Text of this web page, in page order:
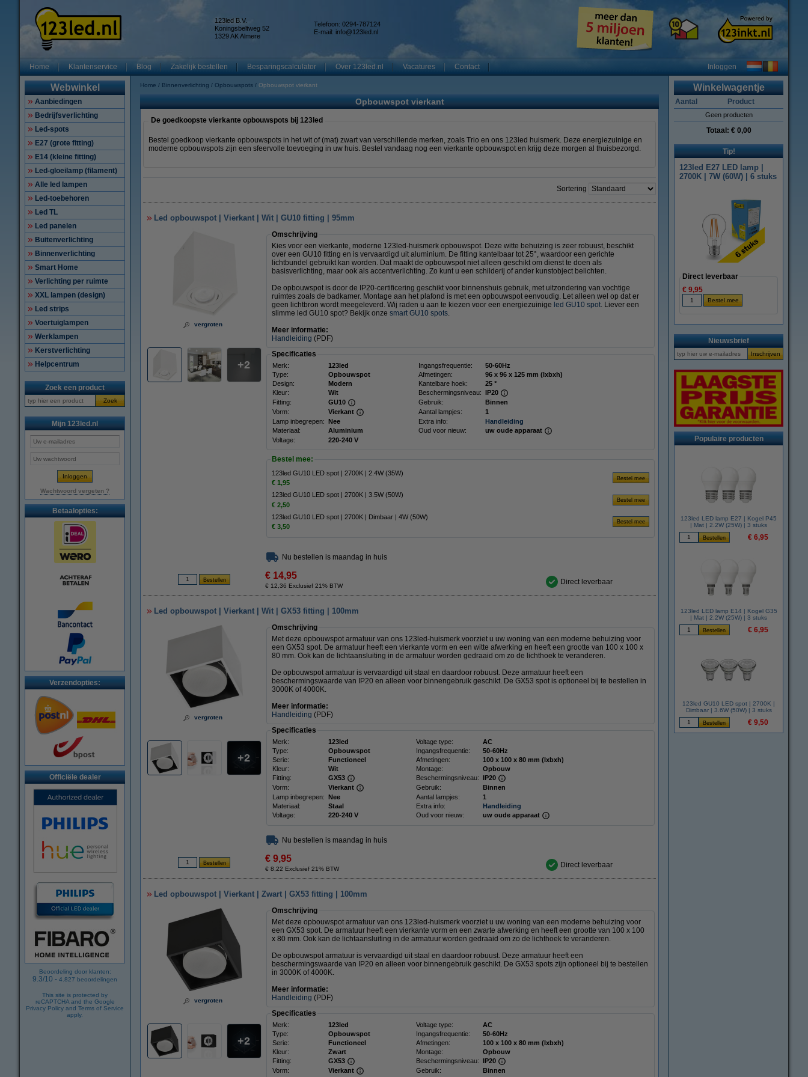
123led B.V.
Koningsbeltweg 52
1329 AK Almere
Telefoon: 0294-787124
E-mail: info@123led.nl
Home Klantenservice Blog Zakelijk bestellen Besparingscalculator Over 123led.nl Vacatures Contact Inloggen
Webwinkel
Aanbiedingen
Bedrijfsverlichting
Led-spots
E27 (grote fitting)
E14 (kleine fitting)
Led-gloeilamp (filament)
Alle led lampen
Led-toebehoren
Led TL
Led panelen
Buitenverlichting
Binnenverlichting
Smart Home
Verlichting per ruimte
XXL lampen (design)
Led strips
Voertuiglampen
Werklampen
Kerstverlichting
Helpcentrum
Zoek een product
Zoek
Mijn 123led.nl
Wachtwoord vergeten ?
Betaalopties:
Verzendopties:
Officiële dealer
Beoordeling door klanten:
9.3/10 - 4.827 beoordelingen
This site is protected by
reCAPTCHA and the Google
Privacy Policy and Terms of Service
apply.
Home Binnenverlichting Opbouwspots Opbouwspot vierkant
Opbouwspot vierkant
De goedkoopste vierkante opbouwspots bij 123led
Bestel goedkoop vierkante opbouwspots in het wit of (mat) zwart van verschillende merken, zoals Trio en ons 123led huismerk. Deze energiezuinige en
moderne opbouwspots zijn een sfeervolle toevoeging in uw huis. Bestel vandaag nog een vierkante opbouwspot en krijg deze morgen al thuisbezorgd.
Sortering
Led opbouwspot | Vierkant | Wit | GU10 fitting | 95mm
vergroten
2
Omschrijving
Kies voor een vierkante, moderne 123led-huismerk opbouwspot. Deze witte behuizing is zeer robuust, beschikt
over een GU10 fitting en is vervaardigd uit aluminium. De fitting kantelbaar tot 25°, waardoor een gerichte
lichtbundel gebruikt kan worden. Dat maakt de opbouwspot niet alleen geschikt om dienst te doen als
basisverlichting, maar ook als accentverlichting. Zo kunt u een schilderij of ander kunstobject belichten.
De opbouwspot is door de IP20-certificering geschikt voor binnenshuis gebruik, met uitzondering van vochtige
ruimtes zoals de badkamer. Montage aan het plafond is met een opbouwspot eenvoudig. Let alleen wel op dat er
geen lichtbron wordt meegeleverd. Wij raden u aan te kiezen voor een energiezuinige led GU10 spot. Liever een
slimme led GU10 spot? Bekijk onze smart GU10 spots.
Meer informatie:
Handleiding (PDF)
Specificaties
Merk: 123led Ingangsfrequentie:
50-60Hz
Type:
Opbouwspot Afmetingen:
96 x 96 x 125 mm (lxbxh)
Design:
Modern Kantelbare hoek:
25 °
Kleur:
Wit Beschermingsniveau: IP20
Fitting:
GU10 Gebruik:
Binnen
Vorm:
Vierkant Aantal lampjes:
1
Lamp inbegrepen: Nee Extra info:
Handleiding
Materiaal:
Aluminium Oud voor nieuw:
uw oude apparaat
Voltage:
220-240 V
Bestel mee:
123led GU10 LED spot | 2700K | 2.4W (35W)
€ 1,95
123led GU10 LED spot | 2700K | 3.5W (50W)
€ 2,50
123led GU10 LED spot | 2700K | Dimbaar | 4W (50W)
€ 3,50
Nu bestellen is maandag in huis
€ 14,95
€ 12,36 Exclusief 21% BTW Direct leverbaar
Led opbouwspot | Vierkant | Wit | GX53 fitting | 100mm
vergroten
2
Omschrijving
Met deze opbouwspot armatuur van ons 123led-huismerk voorziet u uw woning van een moderne behuizing voor
een GX53 spot. De armatuur heeft een vierkante vorm en een witte afwerking en heeft een grootte van 100 x 100 x
80 mm. Ook kan de lichtaansluiting in de armatuur worden gedraaid om zo de lichthoek te veranderen.
De opbouwspot armatuur is vervaardigd uit staal en daardoor robuust. Deze armatuur heeft een
beschermingswaarde van IP20 en alleen voor binnengebruik geschikt. De GX53 spot is optioneel bij te bestellen in
3000K of 4000K.
Meer informatie:
Handleiding (PDF)
Specificaties
Merk: 123led Voltage type:
AC
Type:
Opbouwspot Ingangsfrequentie:
50-60Hz
Serie:
Functioneel Afmetingen:
100 x 100 x 80 mm (lxbxh)
Kleur:
Wit Montage:
Opbouw
Fitting:
GX53 Beschermingsniveau: IP20
Vorm:
Vierkant Gebruik:
Binnen
Lamp inbegrepen: Nee Aantal lampjes:
1
Materiaal:
Staal Extra info:
Handleiding
Voltage:
220-240 V Oud voor nieuw: uw oude apparaat
Nu bestellen is maandag in huis
€ 9,95
€ 8,22 Exclusief 21% BTW Direct leverbaar
Led opbouwspot | Vierkant | Zwart | GX53 fitting | 100mm
vergroten
2
Omschrijving
Met deze opbouwspot armatuur van ons 123led-huismerk voorziet u uw woning van een moderne behuizing voor
een GX53 spot. De armatuur heeft een vierkante vorm en een zwarte afwerking en heeft een grootte van 100 x 100
x 80 mm. Ook kan de lichtaansluiting in de armatuur worden gedraaid om zo de lichthoek te veranderen.
De opbouwspot armatuur is vervaardigd uit staal en daardoor robuust. Deze armatuur heeft een
beschermingswaarde van IP20 en alleen voor binnengebruik geschikt. De GX53 spots zijn optioneel bij te bestellen
in 3000K of 4000K.
Meer informatie:
Handleiding (PDF)
Specificaties
Merk: 123led Voltage type:
AC
Type:
Opbouwspot Ingangsfrequentie:
50-60Hz
Serie:
Functioneel Afmetingen:
100 x 100 x 80 mm (lxbxh)
Kleur:
Zwart Montage:
Opbouw
Fitting:
GX53 Beschermingsniveau: IP20
Vorm:
Vierkant Gebruik:
Binnen
Winkelwagentje
Aantal Product
Geen producten
Totaal: € 0,00
Tip!
123led E27 LED lamp |
2700K | 7W (60W) | 6 stuks
Direct leverbaar
€ 9,95
Nieuwsbrief
Populaire producten
123led LED lamp E27 | Kogel P45
| Mat | 2.2W (25W) | 3 stuks
€ 6,95
123led LED lamp E14 | Kogel G35
| Mat | 2.2W (25W) | 3 stuks
€ 6,95
123led GU10 LED spot | 2700K |
Dimbaar | 3.6W (50W) | 3 stuks
€ 9,50